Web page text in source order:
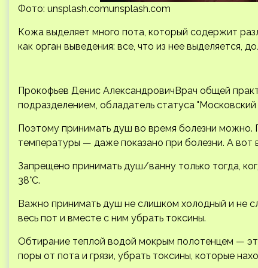
Фото: unsplash.comunsplash.com
Кожа выделяет много пота, который содержит
как орган выведения: все, что из нее выделяется,
Прокофьев Денис АлександровичВрач общей
подразделением, обладатель статуса "Московский
Поэтому принимать душ во время болезни
температуры — даже показано при болезни. А вот
Запрещено принимать душ/ванну только тогда,
38°С.
Важно принимать душ не слишком холодный и не
весь пот и вместе с ним убрать токсины.
Обтирание теплой водой мокрым полотенцем —
поры от пота и грязи, убрать токсины, которые